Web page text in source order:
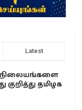
Latest
நிலையங்களை
குறித்து தமிழக